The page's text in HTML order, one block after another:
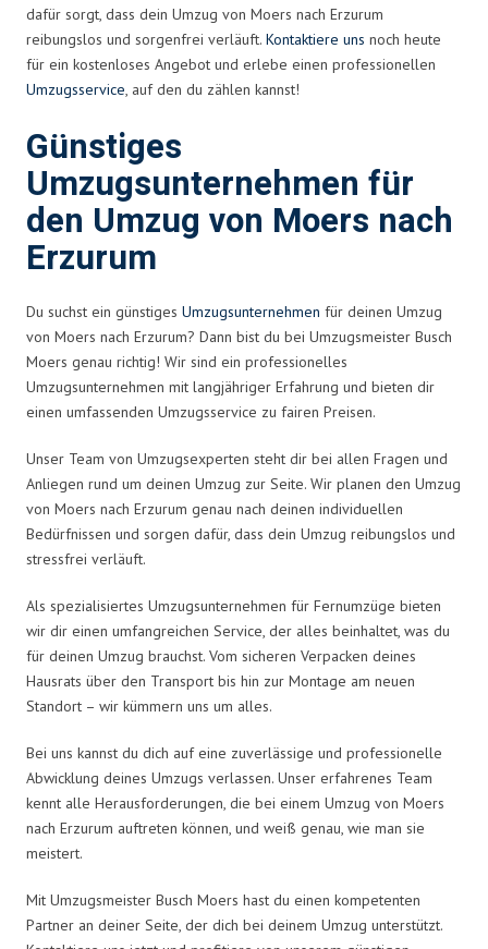
dafür sorgt, dass dein Umzug von Moers nach Erzurum
reibungslos und sorgenfrei verläuft. Kontaktiere uns noch heute
für ein kostenloses Angebot und erlebe einen professionellen
Umzugsservice, auf den du zählen kannst!
Günstiges
Umzugsunternehmen für
den Umzug von Moers nach
Erzurum
Du suchst ein günstiges Umzugsunternehmen für deinen Umzug
von Moers nach Erzurum? Dann bist du bei Umzugsmeister Busch
Moers genau richtig! Wir sind ein professionelles
Umzugsunternehmen mit langjähriger Erfahrung und bieten dir
einen umfassenden Umzugsservice zu fairen Preisen.
Unser Team von Umzugsexperten steht dir bei allen Fragen und
Anliegen rund um deinen Umzug zur Seite. Wir planen den Umzug
von Moers nach Erzurum genau nach deinen individuellen
Bedürfnissen und sorgen dafür, dass dein Umzug reibungslos und
stressfrei verläuft.
Als spezialisiertes Umzugsunternehmen für Fernumzüge bieten
wir dir einen umfangreichen Service, der alles beinhaltet, was du
für deinen Umzug brauchst. Vom sicheren Verpacken deines
Hausrats über den Transport bis hin zur Montage am neuen
Standort – wir kümmern uns um alles.
Bei uns kannst du dich auf eine zuverlässige und professionelle
Abwicklung deines Umzugs verlassen. Unser erfahrenes Team
kennt alle Herausforderungen, die bei einem Umzug von Moers
nach Erzurum auftreten können, und weiß genau, wie man sie
meistert.
Mit Umzugsmeister Busch Moers hast du einen kompetenten
Partner an deiner Seite, der dich bei deinem Umzug unterstützt.